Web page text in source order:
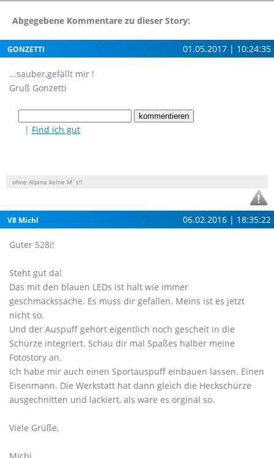
Abgegebene Kommentare zu dieser Story:
GONZETTI 01.05.2017 | 10:24:35
...sauber,gefällt mir !
Gruß Gonzetti
| Find ich gut
ohne Alpina keine M`s!!
V8 Michl 06.02.2016 | 18:35:22
Guter 528i!
Steht gut da!
Das mit den blauen LEDs ist halt wie immer
geschmackssache. Es muss dir gefallen. Meins ist es jetzt
nicht so.
Und der Auspuff gehört eigentlich noch gescheit in die
Schürze integriert. Schau dir mal Spaßes halber meine
Fotostory an.
Ich habe mir auch einen Sportauspuff einbauen lassen. Einen
Eisenmann. Die Werkstatt hat dann gleich die Heckschürze
ausgechnitten und lackiert, als wäre es orginal so.
Viele Grüße,